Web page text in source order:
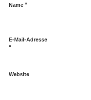
Name *
E-Mail-Adresse
*
Website